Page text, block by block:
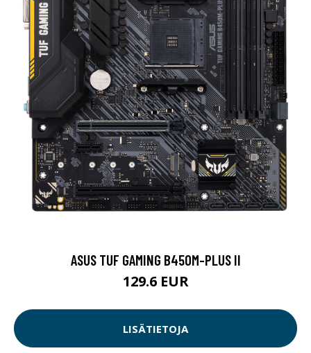
ASUS TUF GAMING B450M-PLUS II
129.6 EUR
LISÄTIETOJA